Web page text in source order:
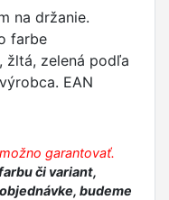
na držanie.
farbe
žltá, zelená podľa
EAN
garantovať.
či variant,
budeme